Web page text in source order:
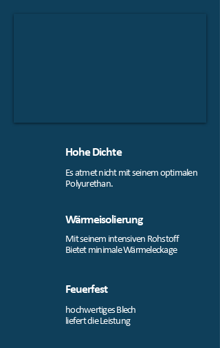
Hohe Dichte
Es atmet nicht mit seinem optimalen
Polyurethan.
Wärmeisolierung
Mit seinem intensiven Rohstoff
Bietet minimale Wärmeleckage
Feuerfest
hochwertiges Blech
liefert die Leistung